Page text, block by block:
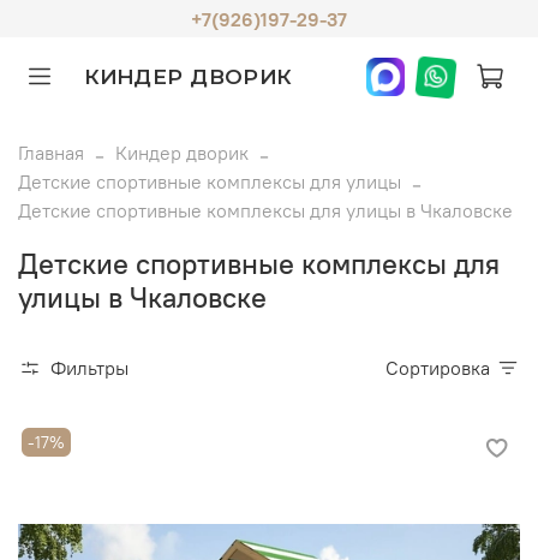
+7(926)197-29-37
КИНДЕР ДВОРИК
Главная
Киндер дворик
Детские спортивные комплексы для улицы
Детские спортивные комплексы для улицы в Чкаловске
Детские спортивные комплексы для
улицы в Чкаловске
Фильтры Сортировка
-17%